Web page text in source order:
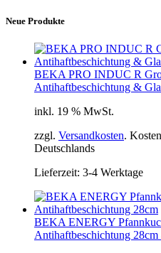
Neue Produkte
BEKA PRO INDUC R
Antihaftbeschichtung &
inkl. 19 % MwSt.
zzgl. Versandkosten.
Deutschlands
Lieferzeit: 3-4 Werktage
BEKA ENERGY
Antihaftbeschichtung 28cm